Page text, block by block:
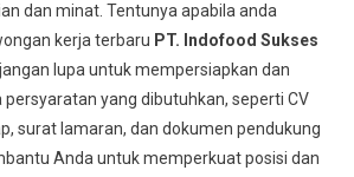
dan minat. Tentunya apabila anda
kerja terbaru PT. Indofood Sukses
lupa untuk mempersiapkan dan
yang dibutuhkan, seperti CV
surat lamaran, dan dokumen pendukung
Anda untuk memperkuat posisi dan